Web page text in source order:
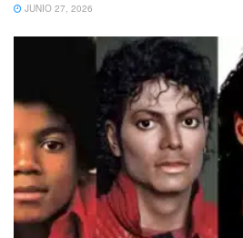
JUNIO 27, 2026